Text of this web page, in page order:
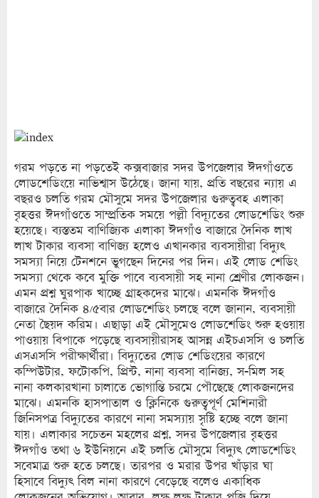
গরম পড়তে না পড়তেই কক্সবাজার সদর উপজেলার ঈদগাঁওতে
লোডশেডিংয়ে নাভিশ্বাস উঠেছে। জানা যায়, প্রতি বছরের ন্যায় এ
বছরও চলতি গরম মৌসুমে সদর উপজেলার গুরুত্ববহ এলাকা
বৃহত্তর ঈদগাঁওতে সাম্প্রতিক সময়ে পল্লী বিদ্যূতের লোডশেডিং শুরু
হয়েছে। ব্যস্ততম বাণিজ্যিক এলাকা ঈদগাঁও বাজারে দৈনিক লাখ
লাখ টাকার ব্যবসা বাণিজ্য হলেও এখানকার ব্যবসায়ীরা বিদ্যুৎ
সমস্যা নিয়ে টেনশনে ভুগছেন দিনের পর দিন। এই লোড শেডিং
সমস্যা থেকে কবে মুক্তি পাবে ব্যবসায়ী সহ নানা শ্রেণীর লোকজন।
এমন প্রশ্ন ঘুরপাক খাচ্ছে গ্রাহকদের মাঝে। এমনকি ঈদগাঁও
বাজারে দৈনিক ৪/৫বার লোডশেডিং চলছে বলে জানান, ব্যবসায়ী
নেতা ছৈয়দ করিম। এছাড়া এই মৌসুমেও লোডশেডিং শুরু হওয়ায়
পাওয়ায় বিপাকে পড়েছে ব্যবসায়ীরাসহ আসন্ন এইচএসসি ও চলতি
এসএসসি পরীক্ষার্থীরা। বিদ্যুতের লোড শেডিংয়ের কারণে
কম্পিউটার, ফটোকপি, প্রিন্ট, নানা ব্যবসা বানিজ্য, স-মিল সহ
নানা কলকারখানা চালাতে ভোগান্তি চরমে পৌছেছে লোকজনদের
মাঝে। এমনকি হাসপাতাল ও ক্লিনিকে গুরুত্বপূর্ণ মেশিনারী
জিনিসপত্র বিদ্যুতের কারণে নানা সমস্যায় সৃষ্টি হচ্ছে বলে জানা
যায়। এলাকার সচেতন মহলের প্রশ্ন, সদর উপজেলার বৃহত্তর
ঈদগাঁও তথা ৬ ইউনিয়নে এই চলতি মৌসুমে বিদ্যুৎ লোডশেডিং
সবেমাত্র শুরু হতে চলছে। তারপর ও মরার উপর খাঁড়ার ঘা
হিসাবে বিদ্যুৎ বিল নানা কারণে বেড়েছে বলেও একাধিক